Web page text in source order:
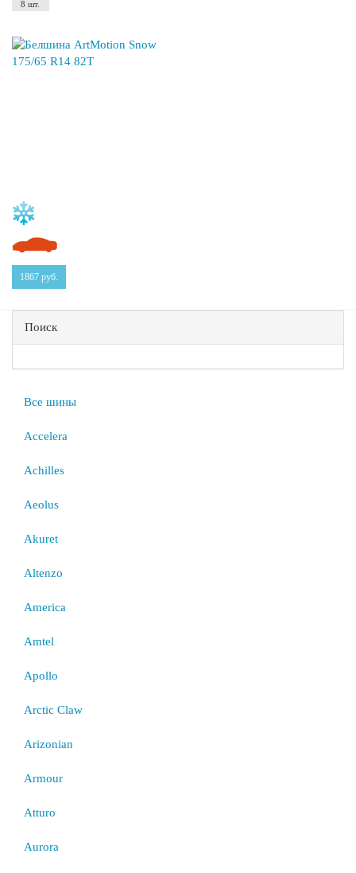
8 шт.
1867 руб.
Поиск
Все шины
Accelera
Achilles
Aeolus
Akuret
Altenzo
America
Amtel
Apollo
Arctic Claw
Arizonian
Armour
Atturo
Aurora